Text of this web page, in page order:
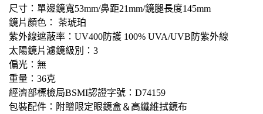
尺寸：單邊鏡寬53mm/鼻距21mm/鏡腿長度145mm
鏡片顏色： 茶琥珀
紫外線遮蔽率：UV400防護 100% UVA/UVB防紫外線
太陽鏡片濾鏡級別：3
偏光：無
重量：36克
經濟部標檢局BSMI認證字號：D74159
包裝配件：附贈限定眼鏡盒＆高纖維拭鏡布